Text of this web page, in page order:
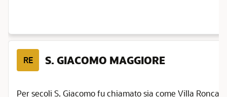
RE S. GIACOMO MAGGIORE
Per secoli S. Giacomo fu chiamato sia come Villa